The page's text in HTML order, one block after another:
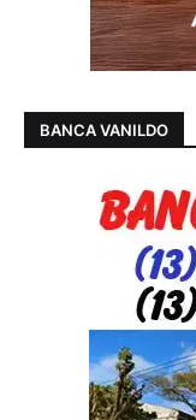
BANCA VANILDO